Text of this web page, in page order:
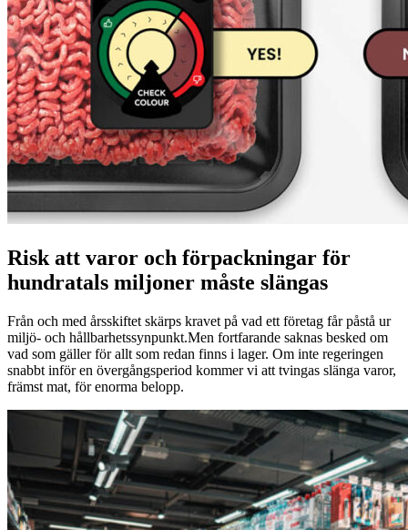
Risk att varor och förpackningar för
hundratals miljoner måste slängas
Från och med årsskiftet skärps kravet på vad ett företag får påstå ur
miljö- och hållbarhetssynpunkt.Men fortfarande saknas besked om
vad som gäller för allt som redan finns i lager. Om inte regeringen
snabbt inför en övergångsperiod kommer vi att tvingas slänga varor,
främst mat, för enorma belopp.